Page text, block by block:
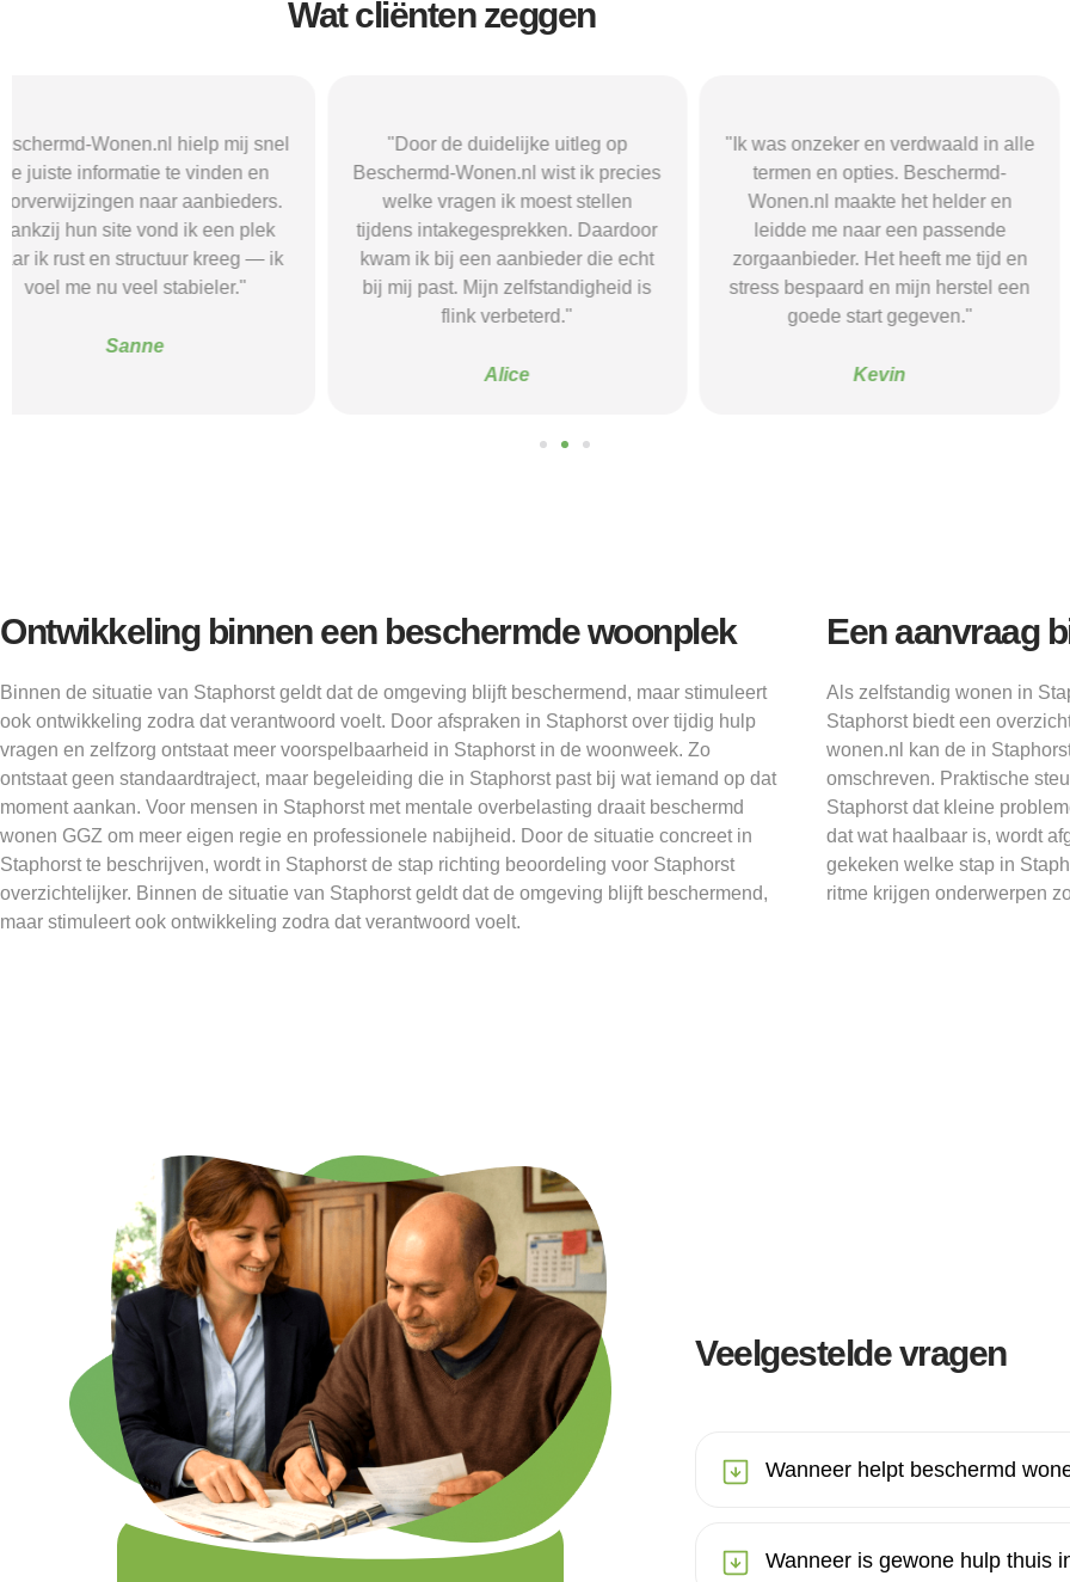
Wat cliënten zeggen
"Door de duidelijke uitleg op
Beschermd-Wonen.nl wist ik precies
welke vragen ik moest stellen
tijdens intakegesprekken. Daardoor
kwam ik bij een aanbieder die echt
bij mij past. Mijn zelfstandigheid is
"Ik was onzeker en verdwaald in alle
termen en opties. Beschermd-
Wonen.nl maakte het helder en
leidde me naar een passende
zorgaanbieder. Het heeft me tijd en
stress bespaard en mijn herstel een
goede start gegeven."
"Beschermd-Wonen.nl hielp mij
de juiste informatie te vinden en
doorverwijzingen naar
Dankzij hun site vond ik een plek
waar ik rust en structuur kreeg —
voel me nu veel stabieler."
Ontwikkeling binnen een beschermde woonplek
Binnen de situatie van Staphorst geldt dat de omgeving blijft beschermend, maar stimuleert
ook ontwikkeling zodra dat verantwoord voelt. Door afspraken in Staphorst over tijdig hulp
vragen en zelfzorg ontstaat meer voorspelbaarheid in Staphorst in de woonweek. Zo
ontstaat geen standaardtraject, maar begeleiding die in Staphorst past bij wat iemand op dat
moment aankan. Voor mensen in Staphorst met mentale overbelasting draait beschermd
wonen GGZ om meer eigen regie en professionele nabijheid. Door de situatie concreet in
Staphorst te beschrijven, wordt in Staphorst de stap richting beoordeling voor Staphorst
overzichtelijker. Binnen de situatie van Staphorst geldt dat de omgeving blijft beschermend,
maar stimuleert ook ontwikkeling zodra dat verantwoord voelt.
Een aanvraag
Als zelfstandig wonen in
Staphorst biedt een
wonen.nl kan de in
omschreven. Praktische
Staphorst dat kleine
dat wat haalbaar is, wordt
gekeken welke stap in
ritme krijgen onderwerpen
Veelgestelde vragen
Wanneer helpt beschermd
Wanneer is gewone hulp thuis